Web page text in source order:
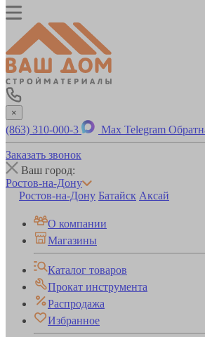
×
(863) 310-000-3 Max Telegram
Заказать звонок
Ваш город:
Ростов-на-Дону
Ростов-на-Дону Батайск Аксай
О компании
Магазины
Каталог товаров
Прокат инструмента
Распродажа
Избранное